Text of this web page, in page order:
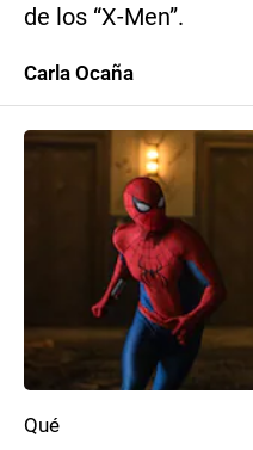
de los “X-Men”.
Carla Ocaña
Qué